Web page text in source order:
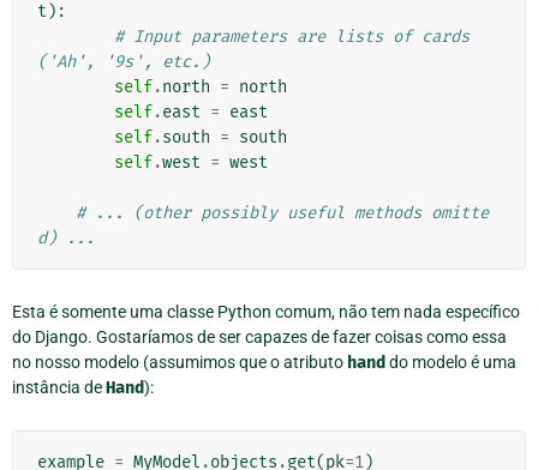
t ):
# Input parameters are lists of cards
('Ah', '9s', etc.)
self.north = north
self.east = east
self.south = south
self.west = west
# ... (other possibly useful methods omitte
d) ...
Esta é somente uma classe Python comum, não tem nada específico
do Django. Gostaríamos de ser capazes de fazer coisas como essa
no nosso modelo (assumimos que o atributo hand do modelo é uma
instância deHand):
example = MyModel .objects .get(pk=1)